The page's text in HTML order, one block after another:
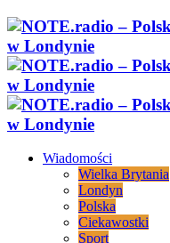
Wiadomości
Wielka Brytania
Londyn
Polska
Ciekawostki
Sport